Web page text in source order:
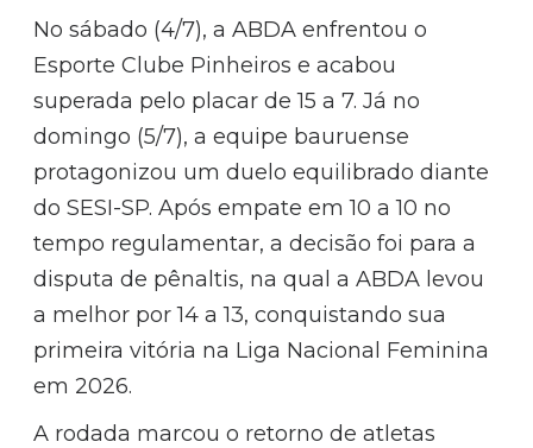
No sábado (4/7), a ABDA enfrentou o
Esporte Clube Pinheiros e acabou
superada pelo placar de 15 a 7. Já no
domingo (5/7), a equipe bauruense
protagonizou um duelo equilibrado diante
do SESI-SP. Após empate em 10 a 10 no
tempo regulamentar, a decisão foi para a
disputa de pênaltis, na qual a ABDA levou
a melhor por 14 a 13, conquistando sua
primeira vitória na Liga Nacional Feminina
em 2026.
A rodada marcou o retorno de atletas